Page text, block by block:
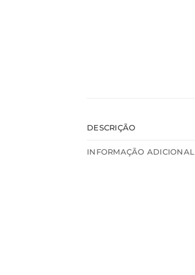
DESCRIÇÃO
INFORMAÇÃO ADICIONAL